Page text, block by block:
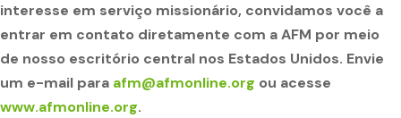
interesse em serviço missionário, convidamos você a
entrar em contato diretamente com a AFM por meio
de nosso escritório central nos Estados Unidos. Envie
um e-mail para afm@afmonline.org ou acesse
www.afmonline.org.